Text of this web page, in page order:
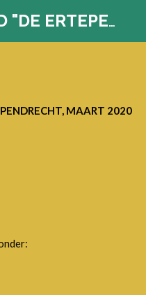
SENIORENBOND "DE ERTEPELLER"
MAART 2020